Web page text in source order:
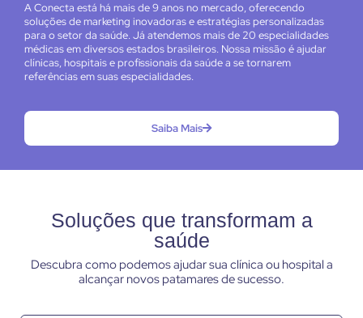
A Conecta está há mais de 9 anos no mercado, oferecendo
soluções de marketing inovadoras e estratégias personalizadas
para o setor da saúde. Já atendemos mais de 20 especialidades
médicas em diversos estados brasileiros. Nossa missão é ajudar
clínicas, hospitais e profissionais da saúde a se tornarem
referências em suas especialidades.
Saiba Mais
Soluções que transformam a
saúde
Descubra como podemos ajudar sua clínica ou hospital a
alcançar novos patamares de sucesso.